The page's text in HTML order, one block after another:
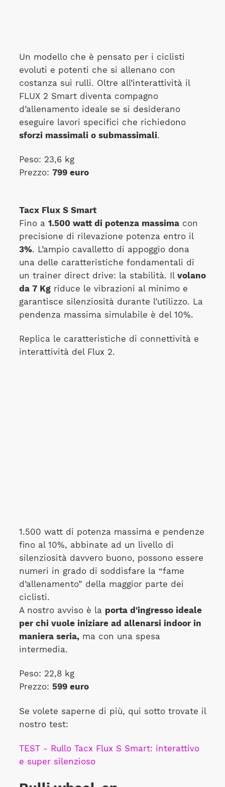
Un modello che è pensato per i ciclisti
evoluti e potenti che si allenano con
costanza sui rulli. Oltre all’interattività il
FLUX 2 Smart diventa compagno
d’allenamento ideale se si desiderano
eseguire lavori specifici che richiedono
sforzi massimali o submassimali.
Peso: 23,6 kg
Prezzo: 799 euro
Tacx Flux S Smart
Fino a 1.500 watt di potenza massimacon
precisione di rilevazione potenza entro il
3%. L’ampio cavalletto di appoggio dona
una delle caratteristiche fondamentali di
un trainer direct drive: la stabilità. Il volano
da 7 Kgriduce le vibrazioni al minimo e
garantisce silenziosità durante l’utilizzo. La
pendenza massima simulabile è del 10%.
Replica le caratteristiche di connettività e
interattività del Flux 2.
1.500 watt di potenza massima e pendenze
fino al 10%, abbinate ad un livello di
silenziosità davvero buono, possono essere
numeri in grado di soddisfare la “fame
d’allenamento” della maggior parte dei
ciclisti.
A nostro avviso è la porta d'ingresso ideale
per chi vuole iniziare ad allenarsi indoor in
maniera seria,ma con una spesa
intermedia.
Peso: 22,8 kg
Prezzo: 599 euro
Se volete saperne di più, qui sotto trovate il
nostro test:
TEST - Rullo Tacx Flux S Smart: interattivo
e super silenzioso